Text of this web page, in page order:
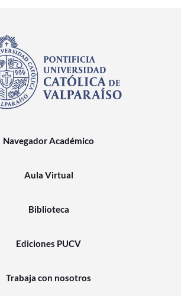
Navegador Académico
Aula Virtual
Biblioteca
Ediciones PUCV
Trabaja con nosotros